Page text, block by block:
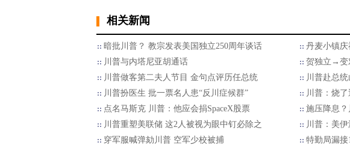
相关新闻
暗批川普？ 教宗发表美国独立250周年谈话
丹麦小镇
川普与内塔尼亚胡通话
贺独立→变
川普做客第二夫人节目 金句点评历任总统
川普赴总
川普扮医生 批一票名人患“反川症候群”
川普：烧
点名马斯克 川普：他应会捐SpaceX股票
施压降息
川普重塑美联储 这2人被视为眼中钉必除之
川普：美
穿军服喊弹劾川普 空军少校被捕
特勤局漏